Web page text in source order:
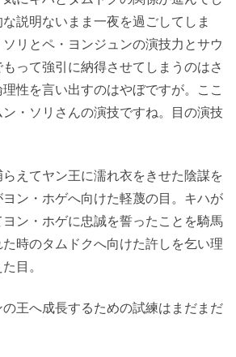
説明ないまま一夜を過ごしてしま
リとペ・ヨンジュンの演技力とサウ
って強引に納得させてしまうのはさ
性を言い出すのはやぼですが。ここ
・ソリさんの演技ですね。目の演技
えてヤン王に濡れ衣をきせた陰謀を
ン・ホゲへ向けた軽蔑の目。キハが
ン・ホゲに忠誠を誓ったことを騎馬
時のタムドクへ向けた許しを乞い理
目。
王へ成長するための試練はまだまだ